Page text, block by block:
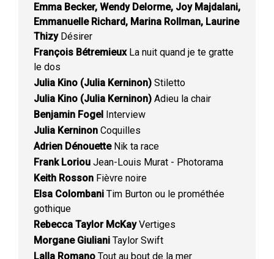
Emma Becker, Wendy Delorme, Joy Majdalani,
Emmanuelle Richard, Marina Rollman, Laurine
ThizyDésirer
François BétremieuxLa nuit quand je te gratte
le dos
Julia Kino (Julia Kerninon) Stiletto
Julia Kino (Julia Kerninon) Adieu la chair
Benjamin Fogel Interview
Julia Kerninon Coquilles
Adrien DénouetteNik ta race
Frank Loriou Jean-Louis Murat - Photorama
Keith Rosson Fièvre noire
Elsa Colombani Tim Burton ou le prométhée
gothique
Rebecca Taylor McKayVertiges
Morgane Giuliani Taylor Swift
Lalla Romano Tout au bout de la mer